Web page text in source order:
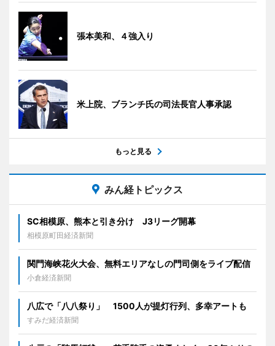
張本美和、４強入り
米上院、ブランチ氏の司法長官人事承認
もっと見る
みん経トピックス
SC相模原、熊本と引き分け J3リーグ開幕
相模原町田経済新聞
関門海峡花火大会、無料エリアなしの門司側をライブ配信
小倉経済新聞
八広で「八八祭り」 1500人が提灯行列、多幸アートも
すみだ経済新聞